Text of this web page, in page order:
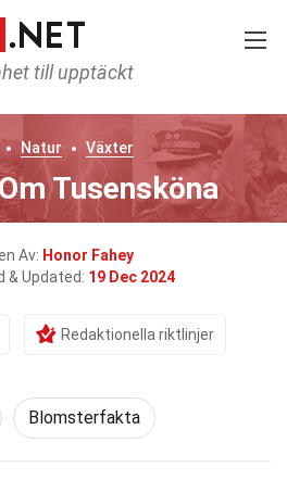
till upptäckt
Natur Växter
Tusensköna
Av: Honor Fahey
& Updated: 19 Dec 2024
Redaktionella riktlinjer
Blomsterfakta